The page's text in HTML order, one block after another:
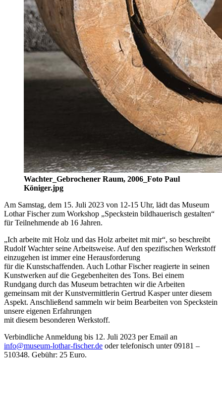
Wachter_Gebrochener Raum, 2006_Foto Paul
Königer.jpg
Am Samstag, dem 15. Juli 2023 von 12-15 Uhr, lädt das Museum
Lothar Fischer zum Workshop „Speckstein bildhauerisch gestalten“
für Teilnehmende ab 16 Jahren.
„Ich arbeite mit Holz und das Holz arbeitet mit mir“, so beschreibt
Rudolf Wachter seine Arbeitsweise. Auf den spezifischen Werkstoff
einzugehen ist immer eine Herausforderung
für die Kunstschaffenden. Auch Lothar Fischer reagierte in seinen
Kunstwerken auf die Gegebenheiten des Tons. Bei einem
Rundgang durch das Museum betrachten wir die Arbeiten
gemeinsam mit der Kunstvermittlerin Gertrud Kasper unter diesem
Aspekt. Anschließend sammeln wir beim Bearbeiten von Speckstein
unsere eigenen Erfahrungen
mit diesem besonderen Werkstoff.
Verbindliche Anmeldung bis 12. Juli 2023 per Email an
info@museum-lothar-fischer.de oder telefonisch unter 09181 –
510348. Gebühr: 25 Euro.